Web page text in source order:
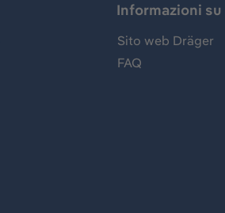
Informazioni su
Sito web Dräger
FAQ